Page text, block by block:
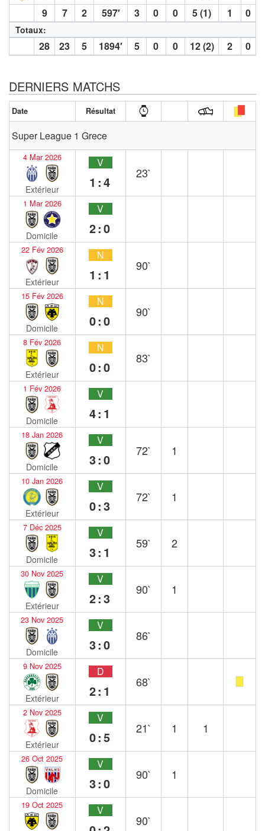
9
7 2 597′ 3 0 0 5 (1) 1 0
Totaux:
28 23 5 1894′ 5 0 0 12 (2) 2 0
DERNIERS MATCHS
Date Résultat
Super League 1 Grece
4 Mar 2026
Extérieur
V
1:4
23`
1 Mar 2026
Domicile
V
2:0
22 Fév 2026
Extérieur
N
1:1
90`
15 Fév 2026
Domicile
N
0:0
90`
8 Fév 2026
Extérieur
N
0:0
83`
1 Fév 2026
Domicile
V
4:1
18 Jan 2026
Domicile
V
3:0
72` 1
10 Jan 2026
Extérieur
V
0:3
72` 1
7 Déc 2025
Domicile
V
3:1
59` 2
30 Nov 2025
Extérieur
V
2:3
90` 1
23 Nov 2025
Domicile
V
3:0
86`
9 Nov 2025
Extérieur
D
2:1
68`
2 Nov 2025
Extérieur
V
0:5
21` 1 1
26 Oct 2025
Domicile
V
3:0
90` 1
19 Oct 2025 V
90`